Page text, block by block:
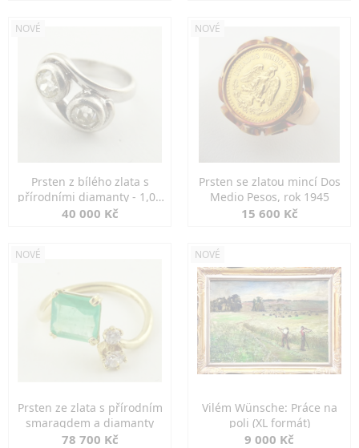
NOVÉ
Prsten z bílého zlata s
přírodními diamanty - 1,00
ct
40 000 Kč
NOVÉ
Prsten se zlatou mincí Dos
Medio Pesos, rok 1945
15 600 Kč
NOVÉ
Prsten ze zlata s přírodním
smaragdem a diamanty
78 700 Kč
NOVÉ
Vilém Wünsche: Práce na
poli (XL formát)
9 000 Kč